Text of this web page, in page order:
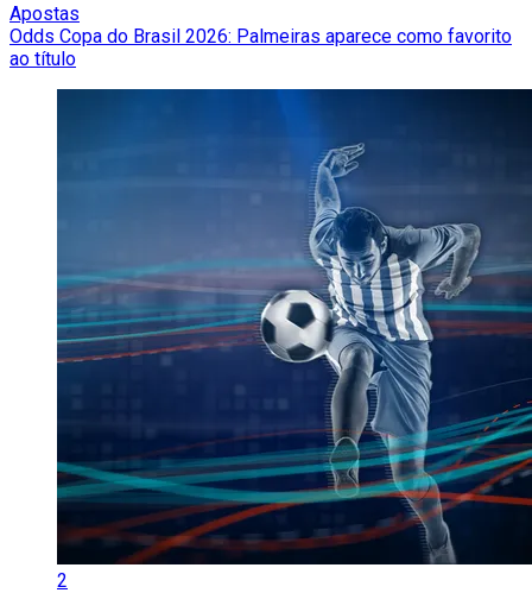
Apostas
Odds Copa do Brasil 2026: Palmeiras aparece como favorito
ao título
2